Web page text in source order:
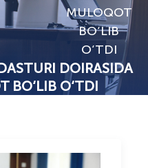
MULOQOT
BO‘LIB
O‘TDI
DOIRASIDA
BO‘LIB O‘TDI